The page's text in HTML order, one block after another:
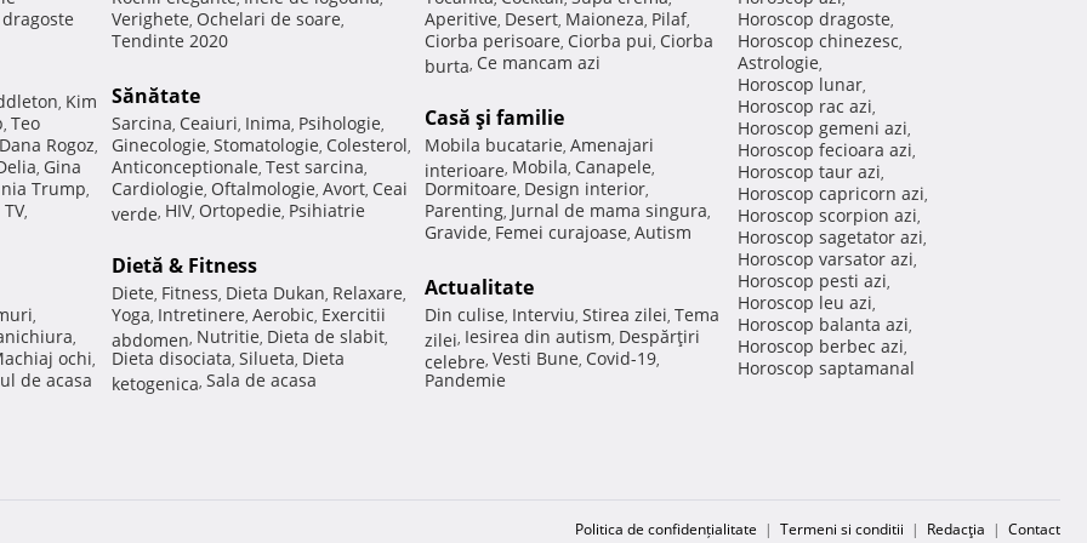
, Kim
, Teo
Dana Rogoz,
, Gina
Trump,
,
,
,
ochi,
de acasa
Verighete, Ochelari de soare,
Tendinte 2020
Sănătate
Sarcina, Ceaiuri, Inima, Psihologie,
Ginecologie, Stomatologie, Colesterol,
Anticonceptionale, Test sarcina,
Cardiologie, Oftalmologie, Avort, Ceai
verde, HIV, Ortopedie, Psihiatrie
Dietă & Fitness
Diete, Fitness, Dieta Dukan, Relaxare,
Yoga, Intretinere, Aerobic, Exercitii
abdomen, Nutritie, Dieta de slabit,
Dieta disociata, Silueta, Dieta
ketogenica, Sala de acasa
Aperitive, Desert, Maioneza, Pilaf,
Ciorba perisoare, Ciorba pui, Ciorba
burta, Ce mancam azi
Casă şi familie
Mobila bucatarie, Amenajari
interioare, Mobila, Canapele,
Dormitoare, Design interior,
Parenting, Jurnal de mama singura,
Gravide, Femei curajoase, Autism
Actualitate
Din culise, Interviu, Stirea zilei, Tema
zilei, Iesirea din autism, Despărţiri
celebre, Vesti Bune, Covid-19,
Pandemie
Horoscop dragoste,
Horoscop chinezesc,
Astrologie,
Horoscop lunar,
Horoscop rac azi,
Horoscop gemeni azi,
Horoscop fecioara azi,
Horoscop taur azi,
Horoscop capricorn azi,
Horoscop scorpion azi,
Horoscop sagetator azi,
Horoscop varsator azi,
Horoscop pesti azi,
Horoscop leu azi,
Horoscop balanta azi,
Horoscop berbec azi,
Horoscop saptamanal
Politica de confidențialitate | Termeni si conditii | Redacţia | Contact